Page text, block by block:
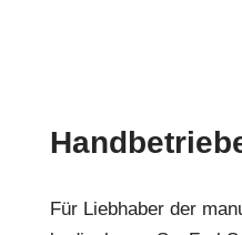
Für Liebhaber der